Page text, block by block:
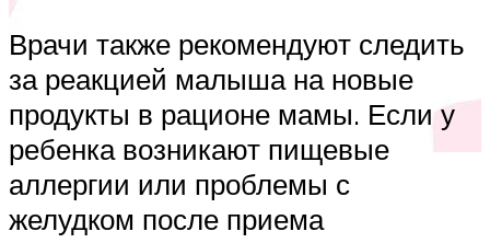
Врачи также рекомендуют следить
за реакцией малыша на новые
продукты в рационе мамы. Если у
ребенка возникают пищевые
аллергии или проблемы с
желудком после приема